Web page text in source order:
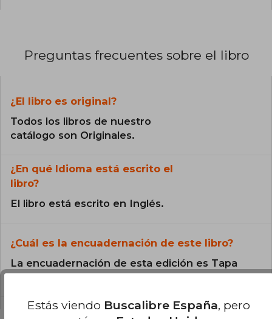
Preguntas frecuentes sobre el libro
¿El libro es original?
Todos los libros de nuestro
catálogo son Originales.
¿En qué Idioma está escrito el
libro?
El libro está escrito en Inglés.
¿Cuál es la encuadernación de este libro?
La encuadernación de esta edición es Tapa
Dura.
Estás viendo Buscalibre España, pero